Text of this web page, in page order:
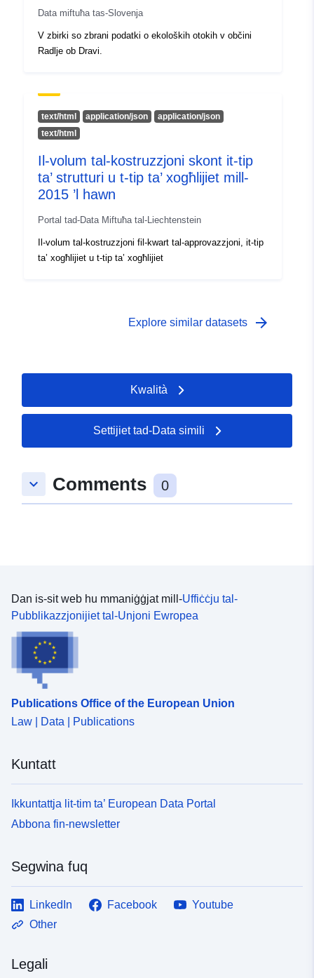
Kopertura
temporali:
01 January 2001
Data miftuħa tas-Slovenja
V zbirki so zbrani podatki o ekoloških otokih v občini
Radlje ob Dravi.
text/html application/json
application/json
text/html
Il-volum tal-kostruzzjoni skont it-tip
ta’ strutturi u t-tip ta’ xogħlijiet mill-
2015 ’l hawn
Portal tad-Data Miftuħa tal-Liechtenstein
Il-volum tal-kostruzzjoni fil-kwart tal-approvazzjoni, it-tip
ta’ xogħlijiet u t-tip ta’ xogħlijiet
Explore similar datasets arrow_forward
Kwalità
Settijiet tad-Data simili
keyboard_arrow_down Comments 0
Dan is-sit web hu mmaniġġjat mill-Uffiċċju tal-
Pubblikazzjonijiet tal-Unjoni Ewropea
Publications Office of the European Union
Law | Data | Publications
Kuntatt
Ikkuntattja lit-tim ta’ European Data Portal
Abbona fin-newsletter
Segwina fuq
LinkedIn Facebook
Youtube
Other
Legali